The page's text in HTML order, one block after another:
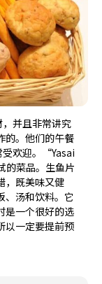
并且非常讲究
的。他们的午餐
受欢迎。“Yasai
菜品。生鱼片
，既美味又健
、汤和饮料。它
是一个很好的选
以一定要提前预